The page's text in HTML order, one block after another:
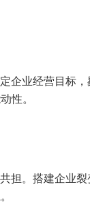
企业经营目标
性。
担。搭建企业裂